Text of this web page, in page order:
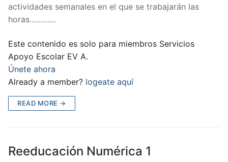
actividades semanales en el que se trabajarán las
horas………...
Este contenido es solo para miembros Servicios
Apoyo Escolar EV A.
Únete ahora
Already a member? logeate aquí
READ MORE →
Reeducación Numérica 1